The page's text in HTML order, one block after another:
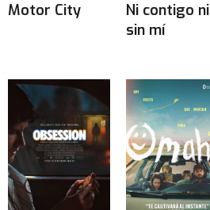
Motor City
Ni contigo ni
sin mí